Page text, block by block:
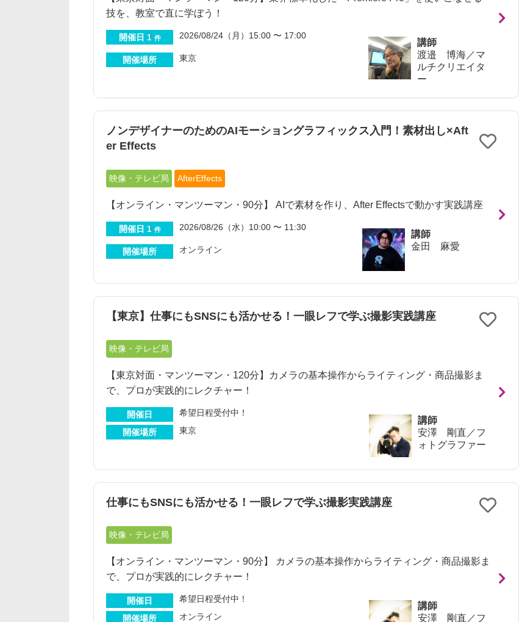
技を、教室で直に学ぼう！
開催日 1 件 2026/08/24（月）15:00 〜 17:00
開催場所 東京
講師
渡邉 博海／マ
ルチクリエイタ
ー
ノンデザイナーのためのAIモーショングラフィックス入門！素材出し×Aft
er Effects
映像・テレビ局 AfterEffects
【オンライン・マンツーマン・90分】 AIで素材を作り、After Effectsで動かす実践講座
開催日 1 件 2026/08/26（水）10:00 〜 11:30
開催場所 オンライン
講師
金田 麻愛
【東京】仕事にもSNSにも活かせる！一眼レフで学ぶ撮影実践講座
映像・テレビ局
【東京対面・マンツーマン・120分】カメラの基本操作からライティング・商品撮影ま
で、プロが実践的にレクチャー！
開催日
希望日程受付中！
開催場所
東京
講師
安澤 剛直／フ
ォトグラファー
仕事にもSNSにも活かせる！一眼レフで学ぶ撮影実践講座
映像・テレビ局
【オンライン・マンツーマン・90分】 カメラの基本操作からライティング・商品撮影ま
で、プロが実践的にレクチャー！
開催日
希望日程受付中！
開催場所
オンライン
講師
安澤 剛直／フ